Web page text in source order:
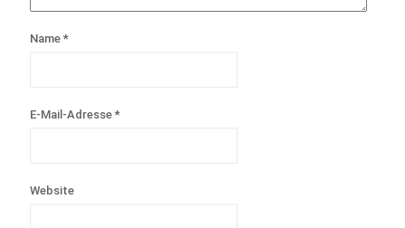
Name *
E-Mail-Adresse *
Website